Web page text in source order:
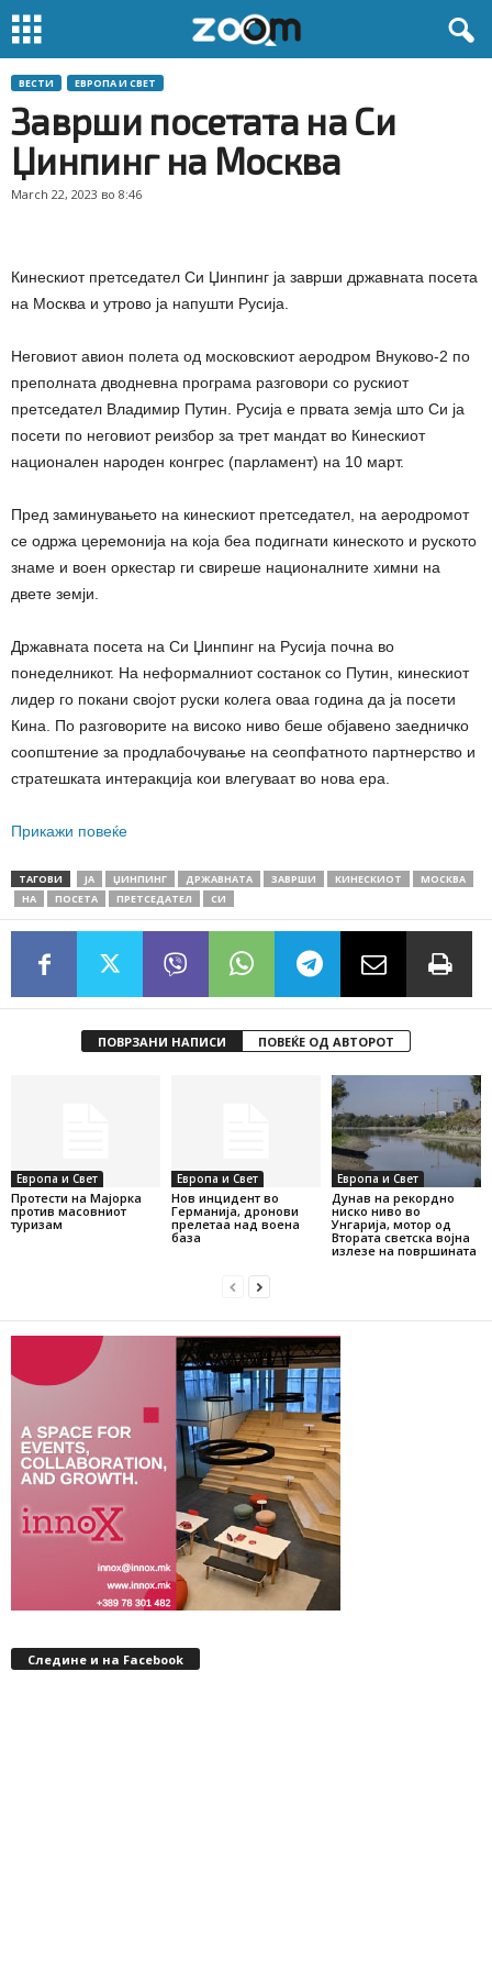
ВЕСТИ ЕВРОПА И СВЕТ
Заврши посетата на Си
Џинпинг на Москва
March 22, 2023 во 8:46
Кинескиот претседател Си Џинпинг ја заврши државната посета
на Москва и утрово ја напушти Русија.
Неговиот авион полета од московскиот аеродром Внуково-2 по
преполната дводневна програма разговори со рускиот
претседател Владимир Путин. Русија е првата земја што Си ја
посети по неговиот реизбор за трет мандат во Кинескиот
национален народен конгрес (парламент) на 10 март.
Пред заминувањето на кинескиот претседател, на аеродромот
се одржа церемонија на која беа подигнати кинеското и руското
знаме и воен оркестар ги свиреше националните химни на
двете земји.
Државната посета на Си Џинпинг на Русија почна во
понеделникот. На неформалниот состанок со Путин, кинескиот
лидер го покани својот руски колега оваа година да ја посети
Кина. По разговорите на високо ниво беше објавено заедничко
соопштение за продлабочување на сеопфатното партнерство и
стратешката интеракција кои влегуваат во нова ера.
Прикажи повеќе
ТАГОВИ ЈА ЏИНПИНГ ДРЖАВНАТА ЗАВРШИ КИНЕСКИОТ
МОСКВА
НА
ПОСЕТА ПРЕТСЕДАТЕЛ СИ
ПОВРЗАНИ НАПИСИ ПОВЕЌЕ ОД АВТОРОТ
Европа и Свет
Протести на Мајорка
против масовниот
туризам
Европа и Свет
Нов инцидент во
Германија, дронови
прелетаа над воена
база
Европа и Свет
Дунав на рекордно
ниско ниво во
Унгарија, мотор од
Втората светска војна
излезе на површината
Следине и на Facebook